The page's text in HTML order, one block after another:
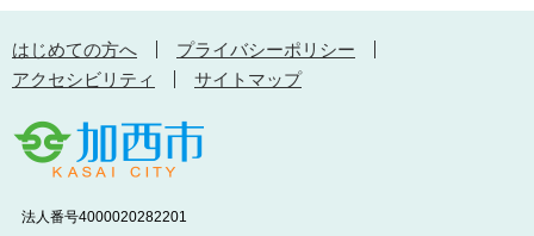
はじめての方へ
プライバシーポリシー
アクセシビリティ
サイトマップ
法人番号4000020282201